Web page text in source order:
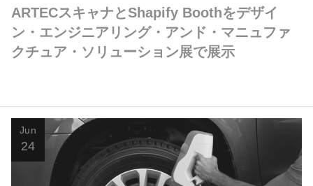
ARTECスキャナとShapify Boothをデザイ
ン・エンジニアリング・アンド・マニュファ
クチュア・ソリューション展で展示
Jun
24